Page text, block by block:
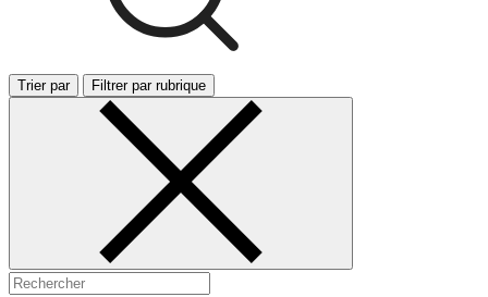
Trier par Filtrer par rubrique